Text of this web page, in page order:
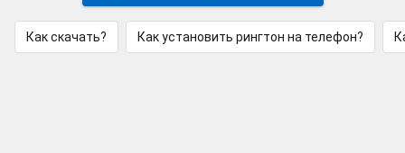
Как скачать? Как установить рингтон на телефон?